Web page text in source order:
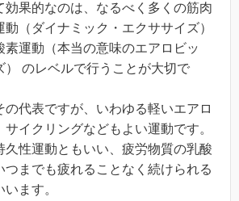
効果的なのは、なるべく多くの筋肉
（ダイナミック・エクササイズ）
素運動（本当の意味のエアロビッ
） のレベルで行うことが大切で
の代表ですが、いわゆる軽いエアロ
サイクリングなどもよい運動です。
久性運動ともいい、疲労物質の乳酸
つまでも疲れることなく続けられる
ます。